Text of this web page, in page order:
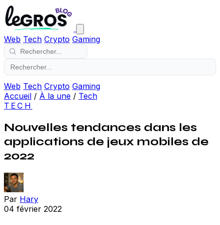
Web Tech Crypto Gaming
Web Tech Crypto Gaming
Accueil / À la une / Tech
TECH
Nouvelles tendances dans les
applications de jeux mobiles de
2022
Par Hary
04 février 2022